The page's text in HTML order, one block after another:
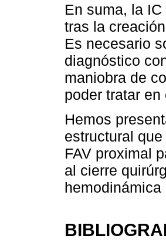
En suma, la
tras la
Es necesario
diagnóstico
maniobra de
poder tratar
Hemos
estructural
FAV proximal
al cierre